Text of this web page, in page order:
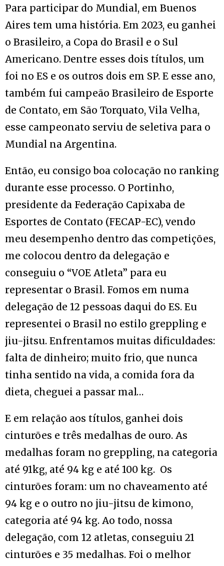
Para participar do Mundial, em Buenos
Aires tem uma história. Em 2023, eu ganhei
o Brasileiro, a Copa do Brasil e o Sul
Americano. Dentre esses dois títulos, um
foi no ES e os outros dois em SP. E esse ano,
também fui campeão Brasileiro de Esporte
de Contato, em São Torquato, Vila Velha,
esse campeonato serviu de seletiva para o
Mundial na Argentina.
Então, eu consigo boa colocação no ranking
durante esse processo. O Portinho,
presidente da Federação Capixaba de
Esportes de Contato (FECAP-EC), vendo
meu desempenho dentro das competições,
me colocou dentro da delegação e
conseguiu o “VOE Atleta” para eu
representar o Brasil. Fomos em numa
delegação de 12 pessoas daqui do ES. Eu
representei o Brasil no estilo greppling e
jiu-jitsu. Enfrentamos muitas dificuldades:
falta de dinheiro; muito frio, que nunca
tinha sentido na vida, a comida fora da
dieta, cheguei a passar mal…
E em relação aos títulos, ganhei dois
cinturões e três medalhas de ouro. As
medalhas foram no greppling, na categoria
até 91kg, até 94 kg e até 100 kg. Os
cinturões foram: um no chaveamento até
94 kg e o outro no jiu-jitsu de kimono,
categoria até 94 kg. Ao todo, nossa
delegação, com 12 atletas, conseguiu 21
cinturões e 35 medalhas. Foi o melhor